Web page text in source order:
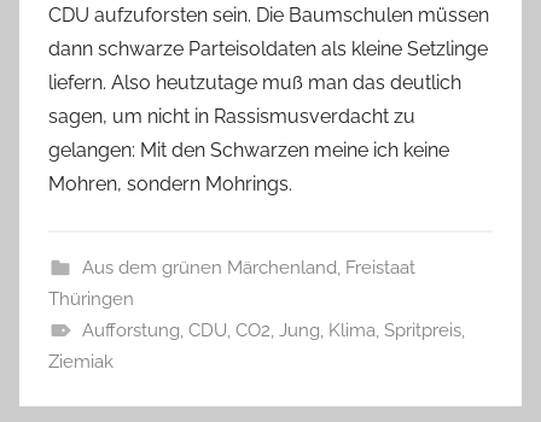
CDU aufzuforsten sein. Die Baumschulen müssen
dann schwarze Parteisoldaten als kleine Setzlinge
liefern. Also heutzutage muß man das deutlich
sagen, um nicht in Rassismusverdacht zu
gelangen: Mit den Schwarzen meine ich keine
Mohren, sondern Mohrings.
Aus dem grünen Märchenland, Freistaat
Thüringen
Aufforstung, CDU, CO2, Jung, Klima, Spritpreis,
Ziemiak